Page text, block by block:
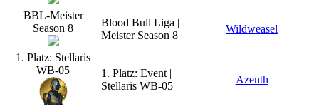
BBL-Meister
Season 8
Blood Bull Liga |
Meister Season 8
Wildweasel
1. Platz: Stellaris
WB-05
1. Platz: Event |
Stellaris WB-05
Azenth